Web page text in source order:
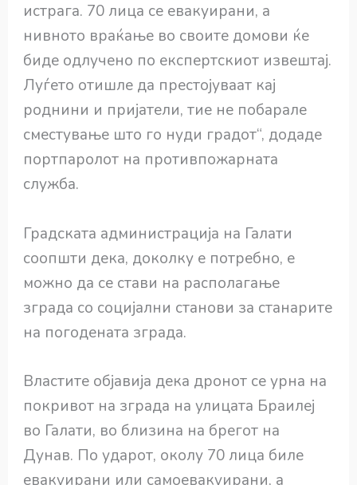
истрага. 70 лица се евакуирани, а
нивното враќање во своите домови ќе
биде одлучено по експертскиот извештај.
Луѓето отишле да престојуваат кај
роднини и пријатели, тие не побарале
сместување што го нуди градот“, додаде
портпаролот на противпожарната
служба.
Градската администрација на Галати
соопшти дека, доколку е потребно, е
можно да се стави на располагање
зграда со социјални станови за станарите
на погодената зграда.
Властите објавија дека дронот се урна на
покривот на зграда на улицата Браилеј
во Галати, во близина на брегот на
Дунав. По ударот, околу 70 лица биле
евакуирани или самоевакуирани, а